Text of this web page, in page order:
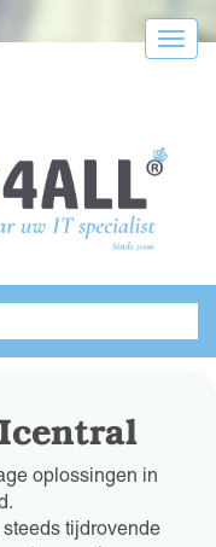
Menu
oplossingen in
tijdrovende